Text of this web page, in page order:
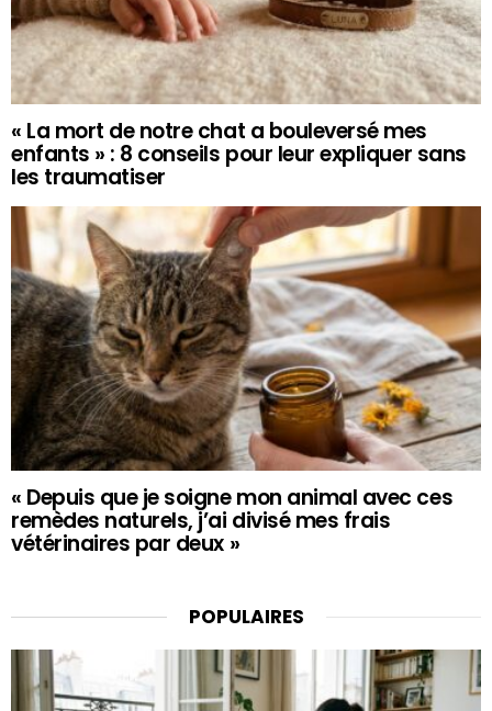
« La mort de notre chat a bouleversé mes
enfants » : 8 conseils pour leur expliquer sans
les traumatiser
« Depuis que je soigne mon animal avec ces
remèdes naturels, j’ai divisé mes frais
vétérinaires par deux »
POPULAIRES